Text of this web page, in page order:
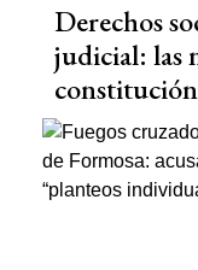
Derechos
judicial: las
constitución